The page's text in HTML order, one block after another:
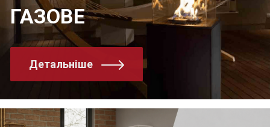
ГАЗОВЕ
Детальніше